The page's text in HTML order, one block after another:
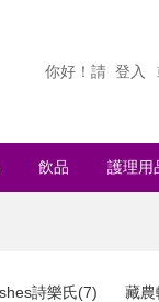
你好！請 登入
飲品 護理用
詩樂氏(7) 藏農